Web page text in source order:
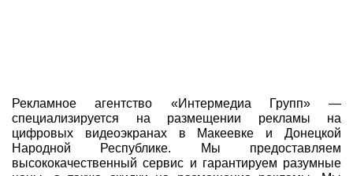
Рекламное агентство «Интермедиа Групп» —
специализируется на размещении рекламы на
цифровых видеоэкранах в Макеевке и Донецкой
Народной Республике. Мы предоставляем
высококачественный сервис и гарантируем разумные